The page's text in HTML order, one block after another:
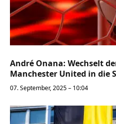
André Onana: Wechselt
Manchester United in die
07. September, 2025 – 10:04